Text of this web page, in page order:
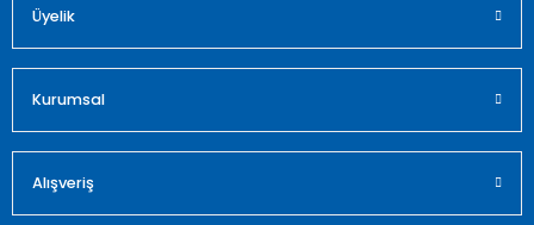
Üyelik
Kurumsal
Alışveriş